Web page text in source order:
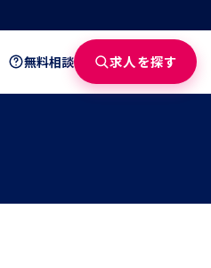
無料相談 求人を探す